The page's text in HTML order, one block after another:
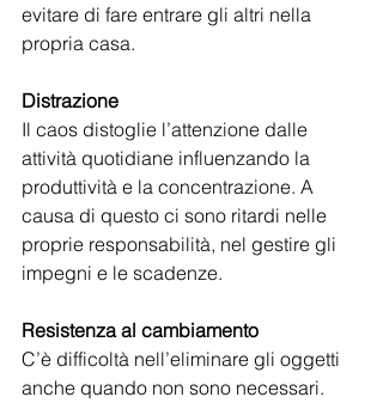
evitare di fare entrare gli altri nella
propria casa.
Distrazione
Il caos distoglie l’attenzione dalle
attività quotidiane influenzando la
produttività e la concentrazione. A
causa di questo ci sono ritardi nelle
proprie responsabilità, nel gestire gli
impegni e le scadenze.
Resistenza al cambiamento
C’è difficoltà nell’eliminare gli oggetti
anche quando non sono necessari.